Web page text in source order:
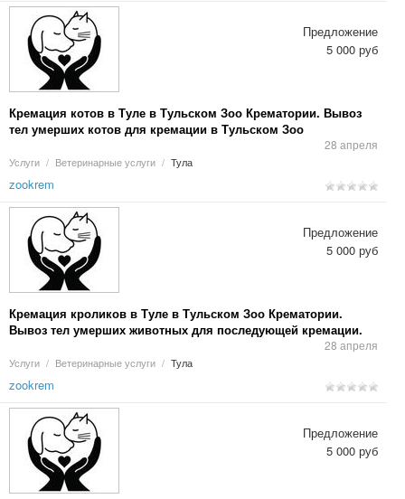
Кремация котов в Туле в Тульском Зоо Крематории. Вывоз
тел умерших котов для кремации в Тульском Зоо
Крематории. Кремация домашних животных в Туле, Калуге.
28 апреля
Услуги / Ветеринарные услуги / Тула
Предложение
5 000 руб
zookrem
Кремация кроликов в Туле в Тульском Зоо Крематории.
Вывоз тел умерших животных для последующей кремации.
Тульский Зоо Крематорий. Кремация домашних животных в
Туле и Калуге.
28 апреля
Услуги / Ветеринарные услуги / Тула
Предложение
5 000 руб
zookrem
Предложение
5 000 руб